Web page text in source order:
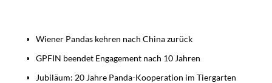
Wiener Pandas kehren nach China zurück
GPFIN beendet Engagement nach 10 Jahren
Jubiläum: 20 Jahre Panda-Kooperation im Tiergarten